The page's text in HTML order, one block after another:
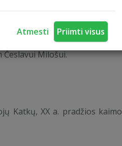
Atmesti Priimti visus
Centrą supa gražus
Milošui.
Katkų, XX a. pradžios kaimo